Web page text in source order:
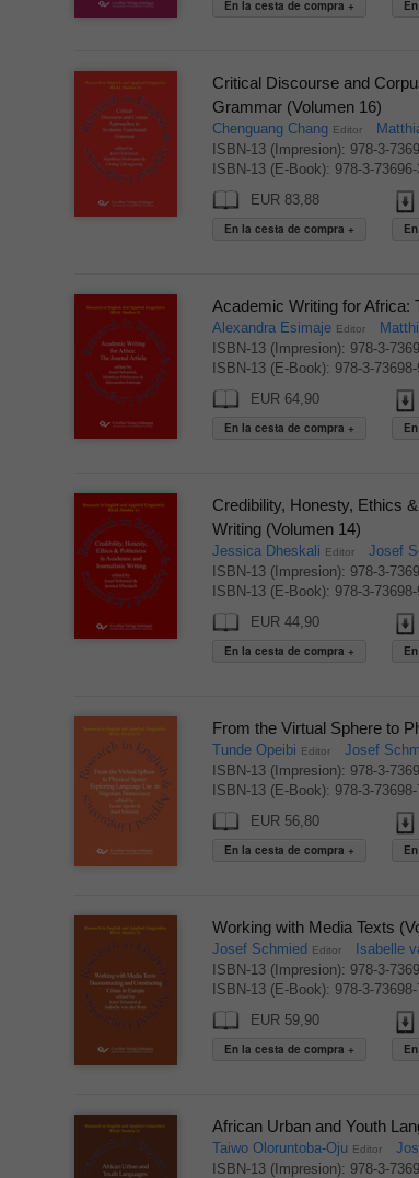
Critical Discourse and
Grammar (Volumen 16)
Chenguang Chang Editor
ISBN-13 (Impresion): 978-3-
ISBN-13 (E-Book): 978-3-
EUR 83,88
Academic Writing for Africa:
Alexandra Esimaje Editor
ISBN-13 (Impresion): 978-3-
ISBN-13 (E-Book): 978-3-
EUR 64,90
Credibility, Honesty, Ethics
Writing (Volumen 14)
Jessica Dheskali Editor Josef
ISBN-13 (Impresion): 978-3-
ISBN-13 (E-Book): 978-3-
EUR 44,90
From the Virtual Sphere to
Tunde Opeibi Editor Josef
ISBN-13 (Impresion): 978-3-
ISBN-13 (E-Book): 978-3-73698-
EUR 56,80
Working with Media Texts
Josef Schmied Editor Isabelle
ISBN-13 (Impresion): 978-3-
ISBN-13 (E-Book): 978-3-
EUR 59,90
African Urban and Youth
Taiwo Oloruntoba-Oju Editor
ISBN-13 (Impresion): 978-3-